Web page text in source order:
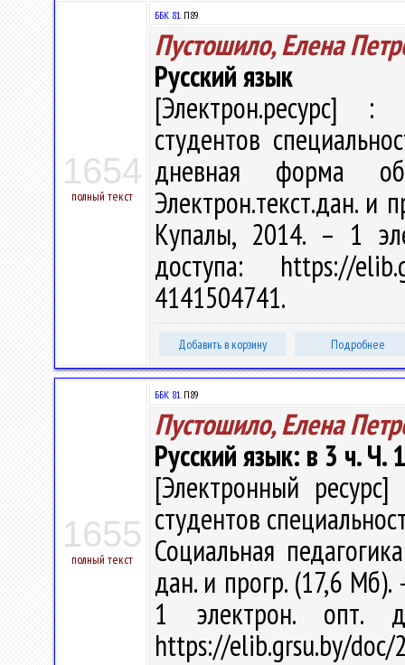
1654
полный текст
ББК 81.П89
Пустошило, Елена
Русский язык
[Электрон.ресурс] :
студентов
дневная форма
Электрон.текст.дан. и
Купалы, 2014. – 1
доступа: https://
4141504741.
Добавить в корзину Подробнее
1655
полный текст
ББК 81.П89
Пустошило, Елена
Русский язык: в 3 ч. Ч.
[Электронный
студентов
Социальная
дан. и прогр. (17,6
1 электрон. опт.
https://elib.grsu.by/doc/